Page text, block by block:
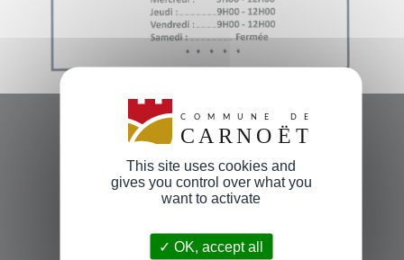
This site uses cookies and
gives you control over what you
want to activate
OK, accept all